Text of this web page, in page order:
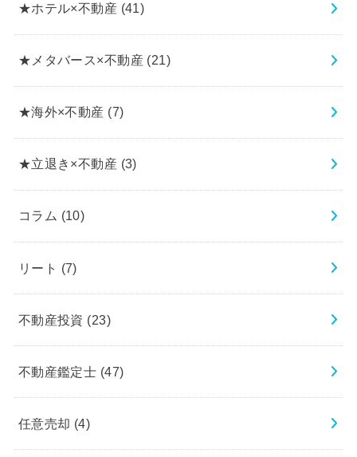
★ホテル×不動産 (41)
★メタバース×不動産 (21)
★海外×不動産 (7)
★立退き×不動産 (3)
コラム (10)
リート (7)
不動産投資 (23)
不動産鑑定士 (47)
任意売却 (4)